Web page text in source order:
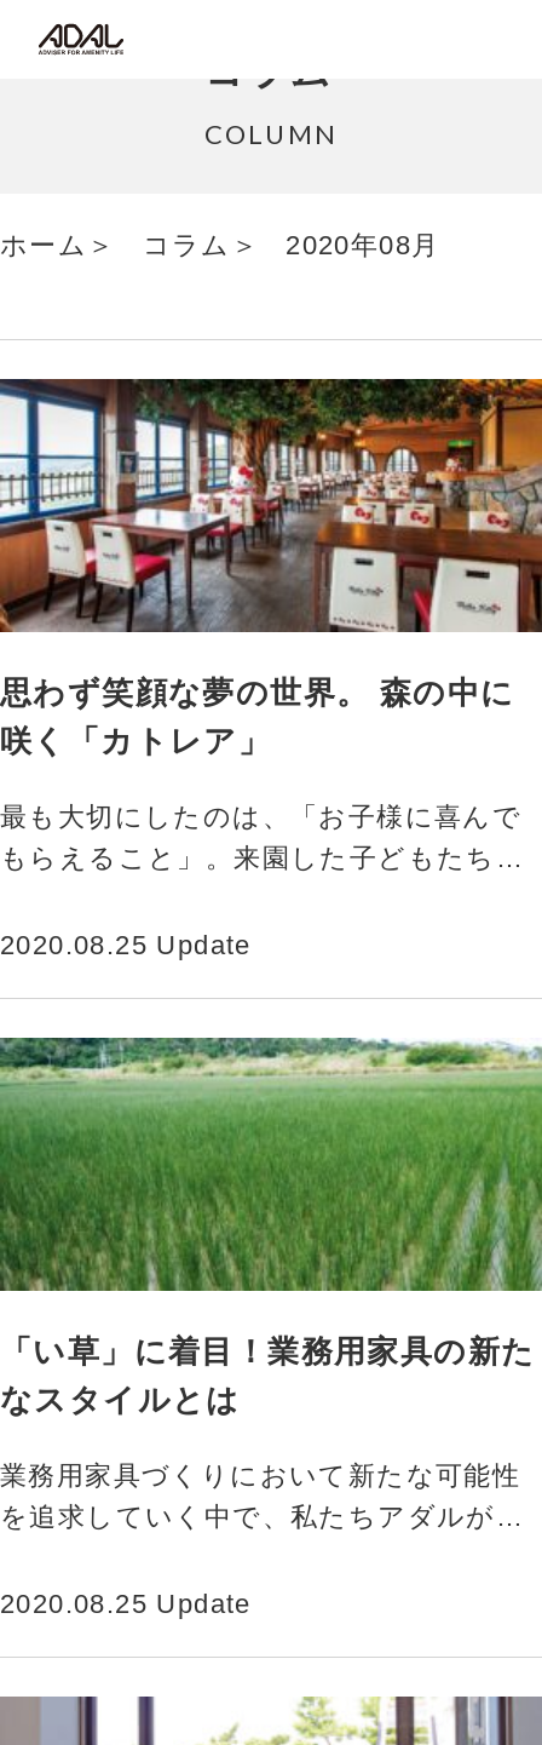
コラム
最新情報/ニュース
採用情報
Japanese
コラム
COLUMN
ホーム コラム 2020年08月
思わず笑顔な夢の世界。 森の中に
咲く「カトレア」
最も大切にしたのは、「お子様に喜んで
もらえること」。来園した子どもたちが
ため、アダルの代表的な製品のひとつ
2020.08.25 Update
「い草」に着目！業務用家具の新た
なスタイルとは
業務用家具づくりにおいて新たな可能性
を追求していく中で、私たちアダルが着
や畳のイメージが強い「い草」ですが、
2020.08.25 Update